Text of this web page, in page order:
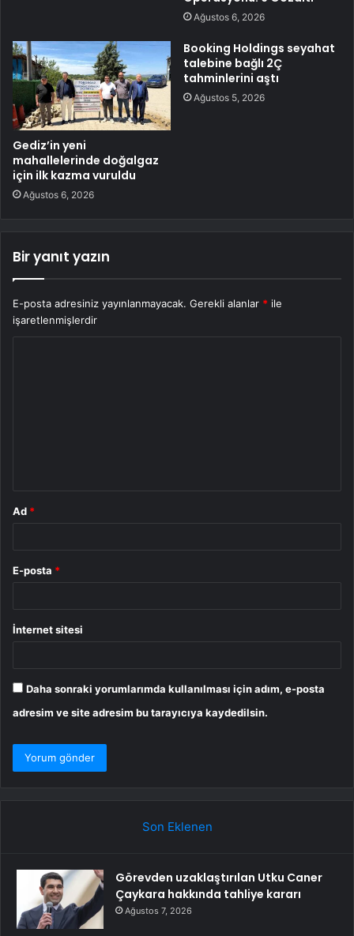
Ağustos 6, 2026
Gediz’in yeni
mahallelerinde doğalgaz
için ilk kazma vuruldu
Ağustos 6, 2026
Booking Holdings seyahat
talebine bağlı 2Ç
tahminlerini aştı
Ağustos 5, 2026
Bir yanıt yazın
E-posta adresiniz yayınlanmayacak. Gerekli alanlar * ile
işaretlenmişlerdir
Ad *
E-posta *
İnternet sitesi
Daha sonraki yorumlarımda kullanılması için adım, e-posta
adresim ve site adresim bu tarayıcıya kaydedilsin.
Son Eklenen
Görevden uzaklaştırılan Utku Caner
Çaykara hakkında tahliye kararı
Ağustos 7, 2026